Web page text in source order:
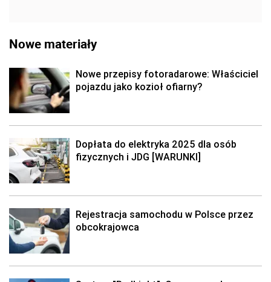
Nowe materiały
Nowe przepisy fotoradarowe: Właściciel
pojazdu jako kozioł ofiarny?
Dopłata do elektryka 2025 dla osób
fizycznych i JDG [WARUNKI]
Rejestracja samochodu w Polsce przez
obcokrajowca